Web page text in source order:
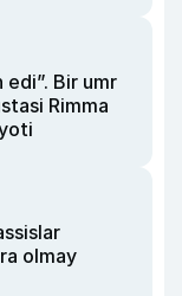
edi”. Bir umr
Rimma
olmay